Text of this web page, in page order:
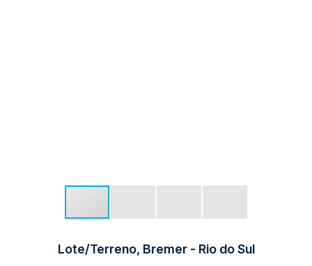
Lote/Terreno, Bremer - Rio do Sul